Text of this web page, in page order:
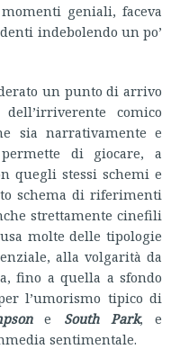
geniali, faceva
indebolendo un po’
un punto di arrivo
comico
sia narrativamente e
di giocare, a
quegli stessi schemi e
schema di riferimenti
strettamente cinefili
molte delle tipologie
alla volgarità da
fino a quella a sfondo
l’umorismo tipico di
e South Park, e
sentimentale.